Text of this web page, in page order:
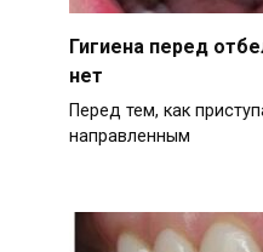
Гигиена перед
нет
Перед тем, как
направленным